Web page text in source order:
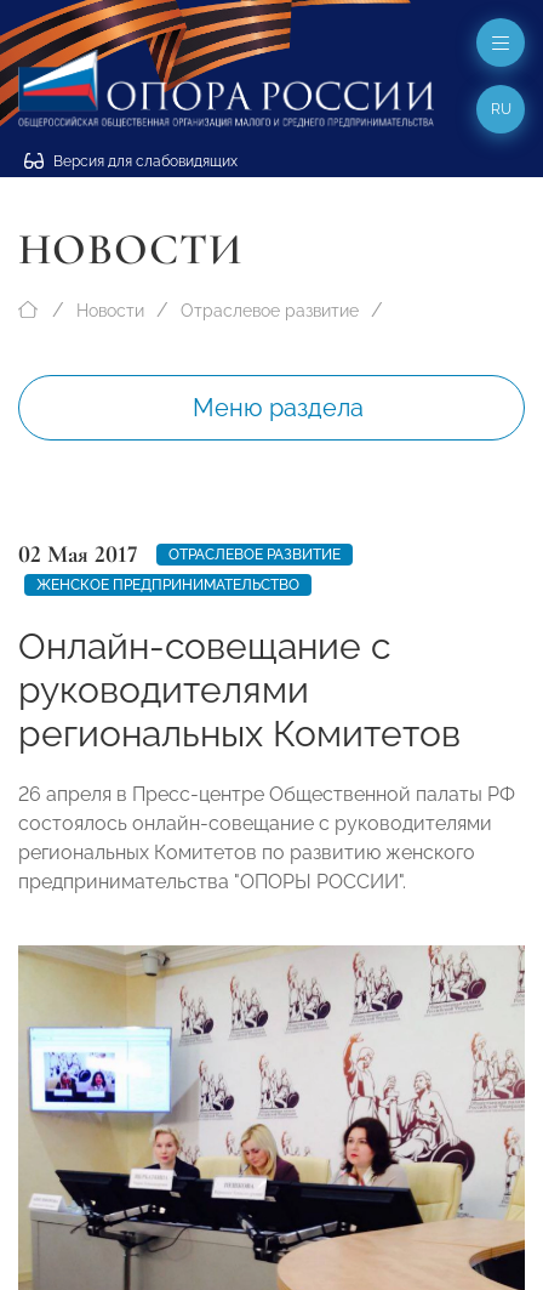
Версия для слабовидящих
RU
НОВОСТИ
Новости Отраслевое развитие
Меню раздела
02 Мая 2017
ОТРАСЛЕВОЕ РАЗВИТИЕ
ЖЕНСКОЕ ПРЕДПРИНИМАТЕЛЬСТВО
Онлайн-совещание с
руководителями
региональных Комитетов
26 апреля в Пресс-центре Общественной палаты РФ
состоялось онлайн-совещание с руководителями
региональных Комитетов по развитию женского
предпринимательства "ОПОРЫ РОССИИ".